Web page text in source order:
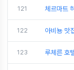
121 체르마트
122 아비뇽 맛
123 루체른 호